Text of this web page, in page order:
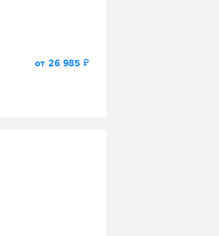
от 26 985 ₽